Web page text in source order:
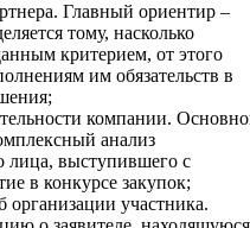
Главный ориентир –
тому, насколько
критерием, от этого
им обязательств в
компании.
анализ
лица, выступившего с
в конкурсе закупок;
организации участника.